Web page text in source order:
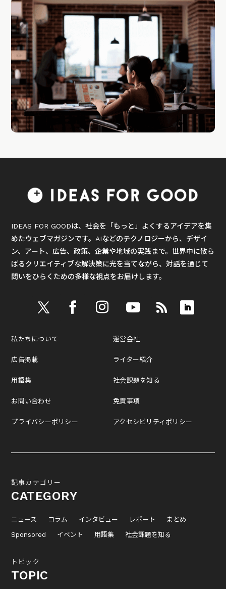
IDEAS FOR GOODは、社会を「もっと」よくするアイデアを集
めたウェブマガジンです。AIなどのテクノロジーから、デザイ
ン、アート、広告、政策、企業や地域の実践まで。世界中に散ら
ばるクリエイティブな解決策に光を当てながら、対話を通じて
問いをひらくための多様な視点をお届けします。
私たちについて
広告掲載
用語集
お問い合わせ
プライバシーポリシー
運営会社
ライター紹介
社会課題を知る
免責事項
アクセシビリティポリシー
記事カテゴリー
CATEGORY
ニュース コラム インタビュー レポート
まとめ
Sponsored
イベント 用語集 社会課題を知る
トピック
TOPIC